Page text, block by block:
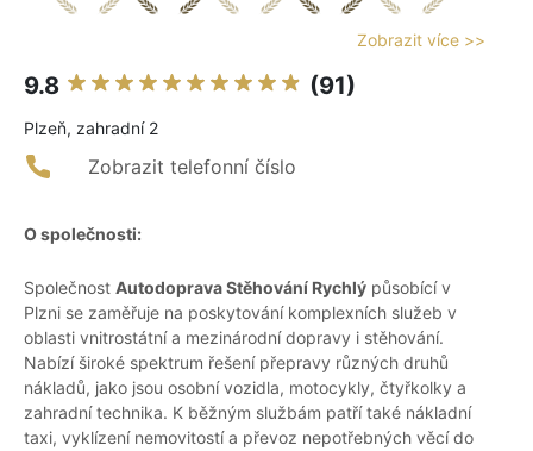
Zobrazit více >>
9.8 (91)
Plzeň, zahradní 2
Zobrazit telefonní číslo
O společnosti:
Společnost Autodoprava Stěhování Rychlý působící v
Plzni se zaměřuje na poskytování komplexních služeb v
oblasti vnitrostátní a mezinárodní dopravy i stěhování.
Nabízí široké spektrum řešení přepravy různých druhů
nákladů, jako jsou osobní vozidla, motocykly, čtyřkolky a
zahradní technika. K běžným službám patří také nákladní
taxi, vyklízení nemovitostí a převoz nepotřebných věcí do